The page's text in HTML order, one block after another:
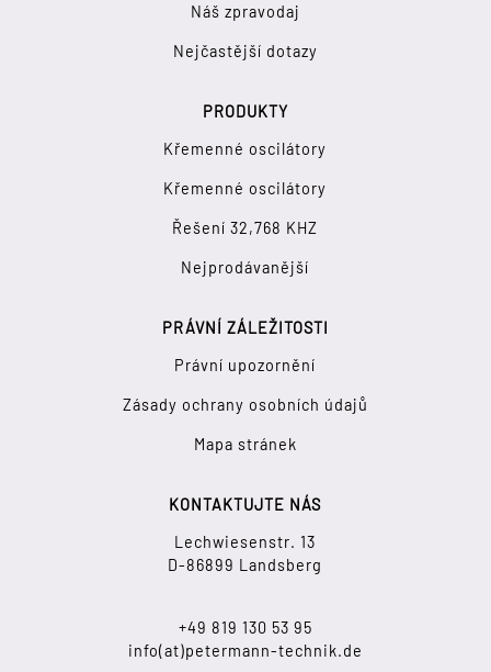
Náš zpravodaj
Nejčastější dotazy
PRODUKTY
Křemenné oscilátory
Křemenné oscilátory
Řešení 32,768 KHZ
Nejprodávanější
PRÁVNÍ ZÁLEŽITOSTI
Právní upozornění
Zásady ochrany osobních údajů
Mapa stránek
KONTAKTUJTE NÁS
Lechwiesenstr. 13
D-86899 Landsberg
+49 819 130 53 95
info(at)petermann-technik.de